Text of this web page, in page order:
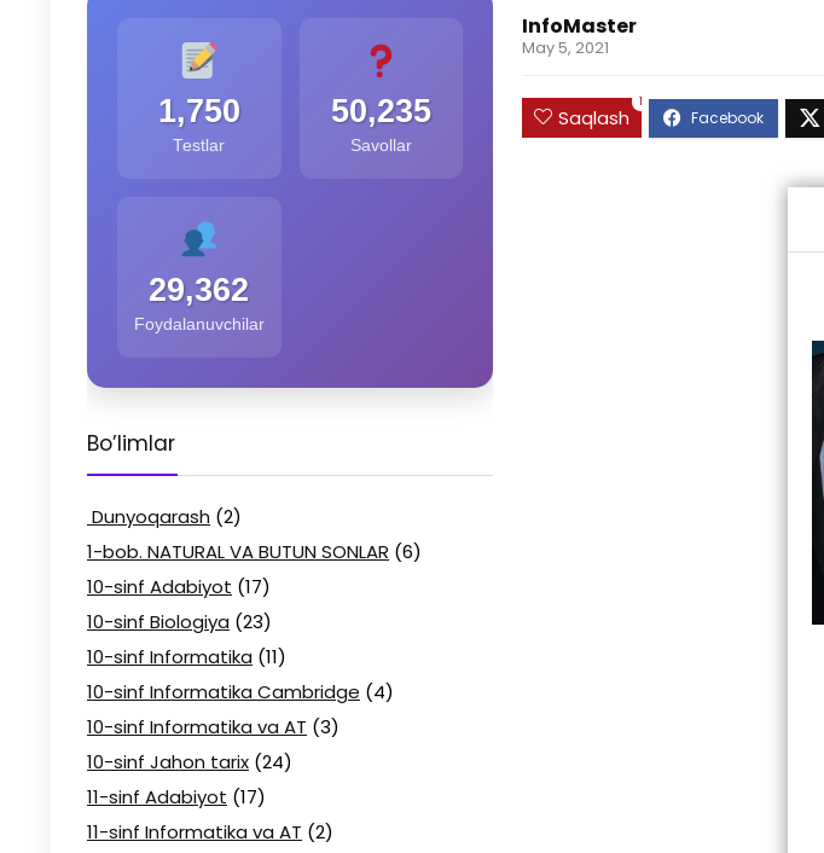
InfoMaster
May 5, 2021
Saqlash
1
1,750
Testlar
50,235
Savollar
29,362
Foydalanuvchilar
Bo’limlar
Dunyoqarash (2)
1-bob. NATURAL VA BUTUN SONLAR (6)
10-sinf Adabiyot (17)
10-sinf Biologiya (23)
10-sinf Informatika (11)
10-sinf Informatika Cambridge (4)
10-sinf Informatika va AT (3)
10-sinf Jahon tarix (24)
11-sinf Adabiyot (17)
11-sinf Informatika va AT (2)